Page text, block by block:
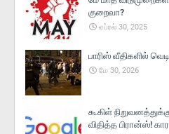
குறைவா?
ஏப்ரல் 30, 2025
பாரிஸ் வீதிகளில்
மே 30, 2026
கூகிள்
விதித்த பிரான்ஸ்!